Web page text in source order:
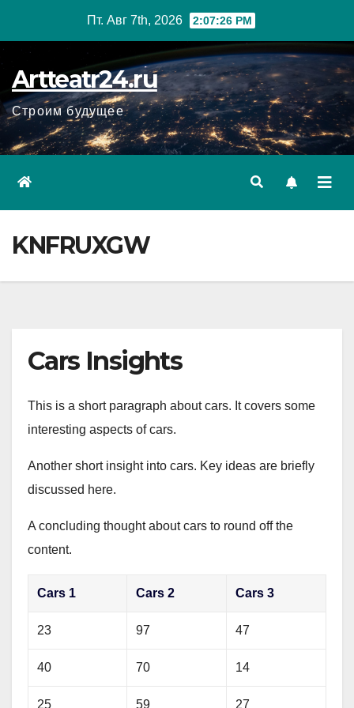
Пт. Авг 7th, 2026 2:07:27 PM
Artteatr24.ru
Строим будущее
KNFRUXGW
Cars Insights
This is a short paragraph about cars. It covers some
interesting aspects of cars.
Another short insight into cars. Key ideas are briefly
discussed here.
A concluding thought about cars to round off the
content.
Cars 1 Cars 2 Cars 3
23 97 47
40 70 14
25 59 27